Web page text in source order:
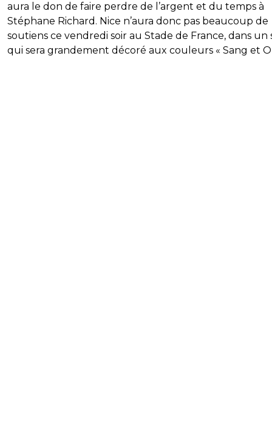
aura le don de faire perdre de l’argent et du temps à
Stéphane Richard. Nice n’aura donc pas beaucoup de
soutiens ce vendredi soir au Stade de France, dans un
qui sera grandement décoré aux couleurs « Sang et